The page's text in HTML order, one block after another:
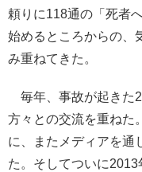
頼りに118通の「死者
始めるところからの、
み重ねてきた。
毎年、事故が起きた
方々との交流を重ねた
に、またメディアを通
た。そしてついに